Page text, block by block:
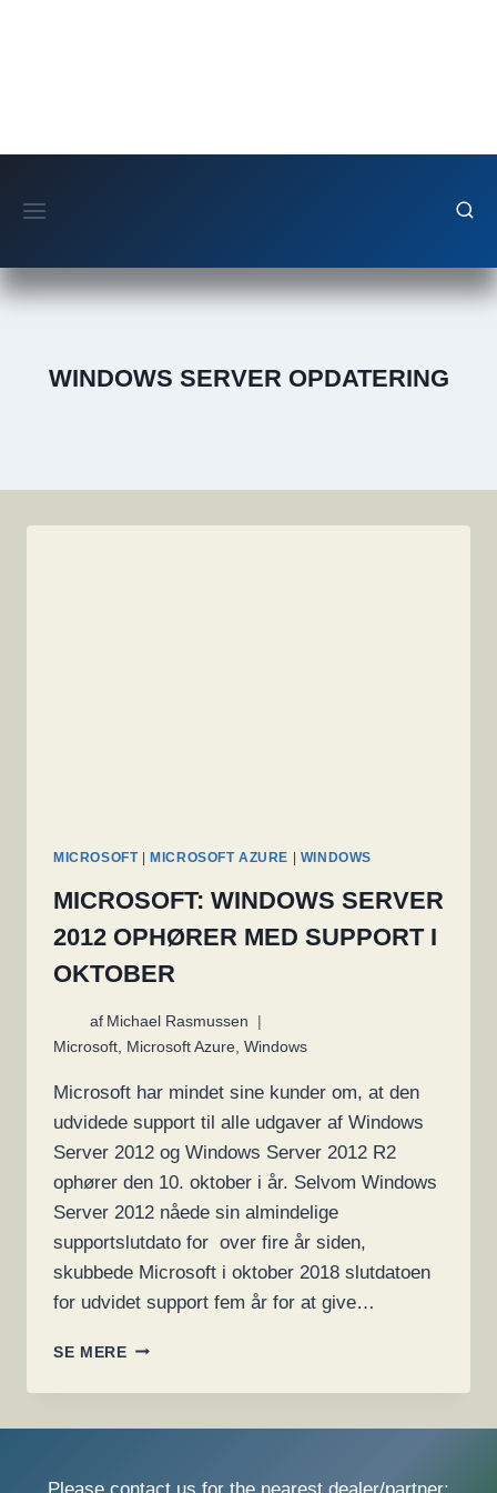
WINDOWS SERVER OPDATERING
MICROSOFT| MICROSOFT AZURE WINDOWS
MICROSOFT: WINDOWS SERVER
2012 OPHØRER MED SUPPORT I
OKTOBER
af Michael Rasmussen
Microsoft Microsoft Azure Windows
Microsoft har mindet sine kunder om, at den
udvidede support til alle udgaver af Windows
Server 2012 og Windows Server 2012 R2
ophører den 10. oktober i år. Selvom Windows
Server 2012 nåede sin almindelige
supportslutdato for over fire år siden,
skubbede Microsoft i oktober 2018 slutdatoen
for udvidet support fem år for at give…
SE MEREMICROSOFT:
SERVER
SUPPORT